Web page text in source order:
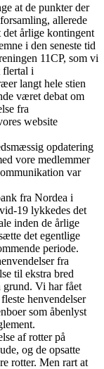
at de punkter der
allerede
det årlige kontingent
i den seneste tid
11CP, som vi
flertal i
langt hele stien
været debat om
fra
website
opdatering
vore medlemmer
var
fra Nordea i
19 lykkedes det
inden de årlige
det egentlige
periode.
fra
til ekstra bred
grund. Vi har fået
henvendelser
som åbenlyst
af rotter på
og de opsatte
rotter. Men rart at